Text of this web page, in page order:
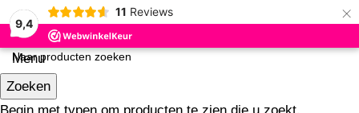
9,4
11 Reviews ×
Menu
Zoeken